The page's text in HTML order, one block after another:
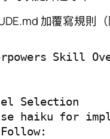
加覆寫規則
Skill
Selection
use haiku for